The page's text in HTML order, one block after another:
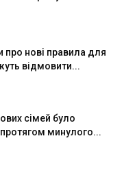
про нові правила для
відмовити...
сімей було
протягом минулого...